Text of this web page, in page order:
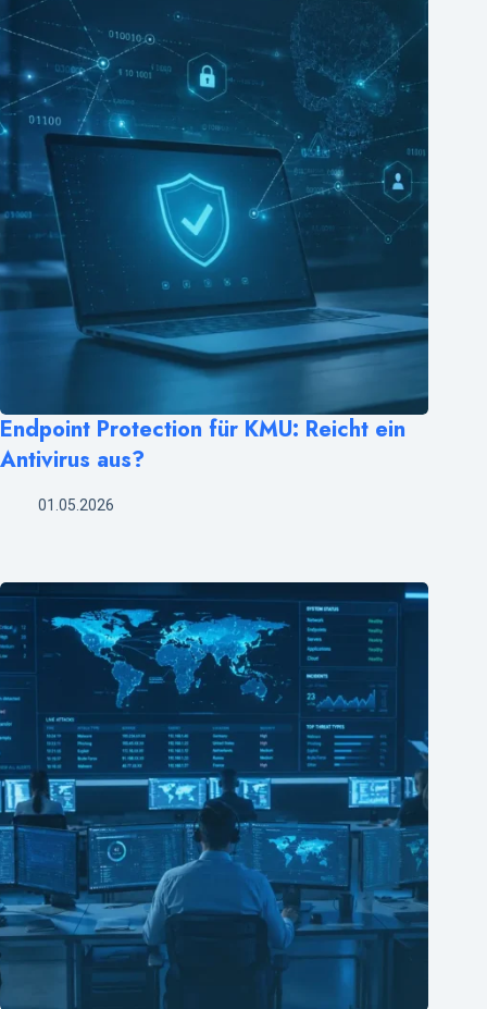
Endpoint Protection für KMU: Reicht ein
Antivirus aus?
01.05.2026